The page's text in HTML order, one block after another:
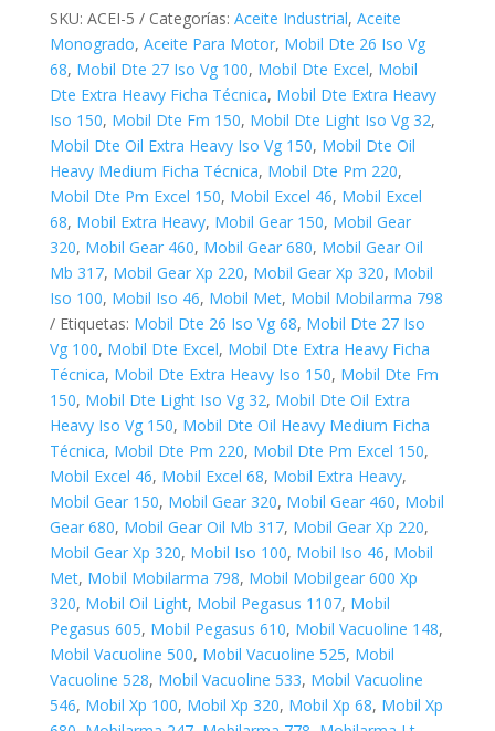
SKU: ACEI-5 Categorías: Aceite Industrial, Aceite
Monogrado, Aceite Para Motor, Mobil Dte 26 Iso Vg
68, Mobil Dte 27 Iso Vg 100, Mobil Dte Excel, Mobil
Dte Extra Heavy Ficha Técnica, Mobil Dte Extra Heavy
Iso 150, Mobil Dte Fm 150, Mobil Dte Light Iso Vg 32,
Mobil Dte Oil Extra Heavy Iso Vg 150, Mobil Dte Oil
Heavy Medium Ficha Técnica, Mobil Dte Pm 220,
Mobil Dte Pm Excel 150, Mobil Excel 46, Mobil Excel
68, Mobil Extra Heavy, Mobil Gear 150, Mobil Gear
320, Mobil Gear 460, Mobil Gear 680, Mobil Gear Oil
Mb 317, Mobil Gear Xp 220, Mobil Gear Xp 320, Mobil
Iso 100, Mobil Iso 46, Mobil Met, Mobil Mobilarma 798
Etiquetas: Mobil Dte 26 Iso Vg 68, Mobil Dte 27 Iso
Vg 100, Mobil Dte Excel, Mobil Dte Extra Heavy Ficha
Técnica, Mobil Dte Extra Heavy Iso 150, Mobil Dte Fm
150, Mobil Dte Light Iso Vg 32, Mobil Dte Oil Extra
Heavy Iso Vg 150, Mobil Dte Oil Heavy Medium Ficha
Técnica, Mobil Dte Pm 220, Mobil Dte Pm Excel 150,
Mobil Excel 46, Mobil Excel 68, Mobil Extra Heavy,
Mobil Gear 150, Mobil Gear 320, Mobil Gear 460, Mobil
Gear 680, Mobil Gear Oil Mb 317, Mobil Gear Xp 220,
Mobil Gear Xp 320, Mobil Iso 100, Mobil Iso 46, Mobil
Met, Mobil Mobilarma 798, Mobil Mobilgear 600 Xp
320, Mobil Oil Light, Mobil Pegasus 1107, Mobil
Pegasus 605, Mobil Pegasus 610, Mobil Vacuoline 148,
Mobil Vacuoline 500, Mobil Vacuoline 525, Mobil
Vacuoline 528, Mobil Vacuoline 533, Mobil Vacuoline
546, Mobil Xp 100, Mobil Xp 320, Mobil Xp 68, Mobil Xp